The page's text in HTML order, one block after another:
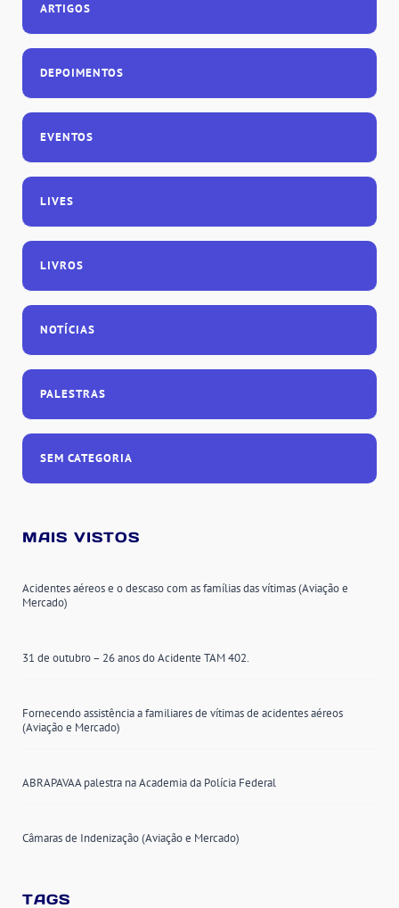
ARTIGOS
DEPOIMENTOS
EVENTOS
LIVES
LIVROS
NOTÍCIAS
PALESTRAS
SEM CATEGORIA
MAIS VISTOS
Acidentes aéreos e o descaso com as famílias das vítimas (Aviação e
Mercado)
31 de outubro – 26 anos do Acidente TAM 402.
Fornecendo assistência a familiares de vítimas de acidentes aéreos
(Aviação e Mercado)
ABRAPAVAA palestra na Academia da Polícia Federal
Câmaras de Indenização (Aviação e Mercado)
TAGS